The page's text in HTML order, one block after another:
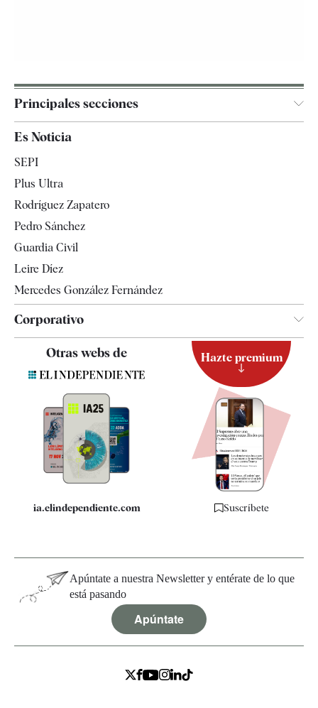
Principales secciones
España
Televisión
Es Noticia
SEPI
Plus Ultra
Rodríguez Zapatero
Pedro Sánchez
Guardia Civil
Leire Díez
Mercedes González Fernández
Corporativo
Contacto
Quiénes somos
Especificaciones
Otras webs de
ia.elindependiente.com
Hazte premium
Suscríbete
Apúntate a nuestra Newsletter y entérate de lo que
está pasando
Apúntate